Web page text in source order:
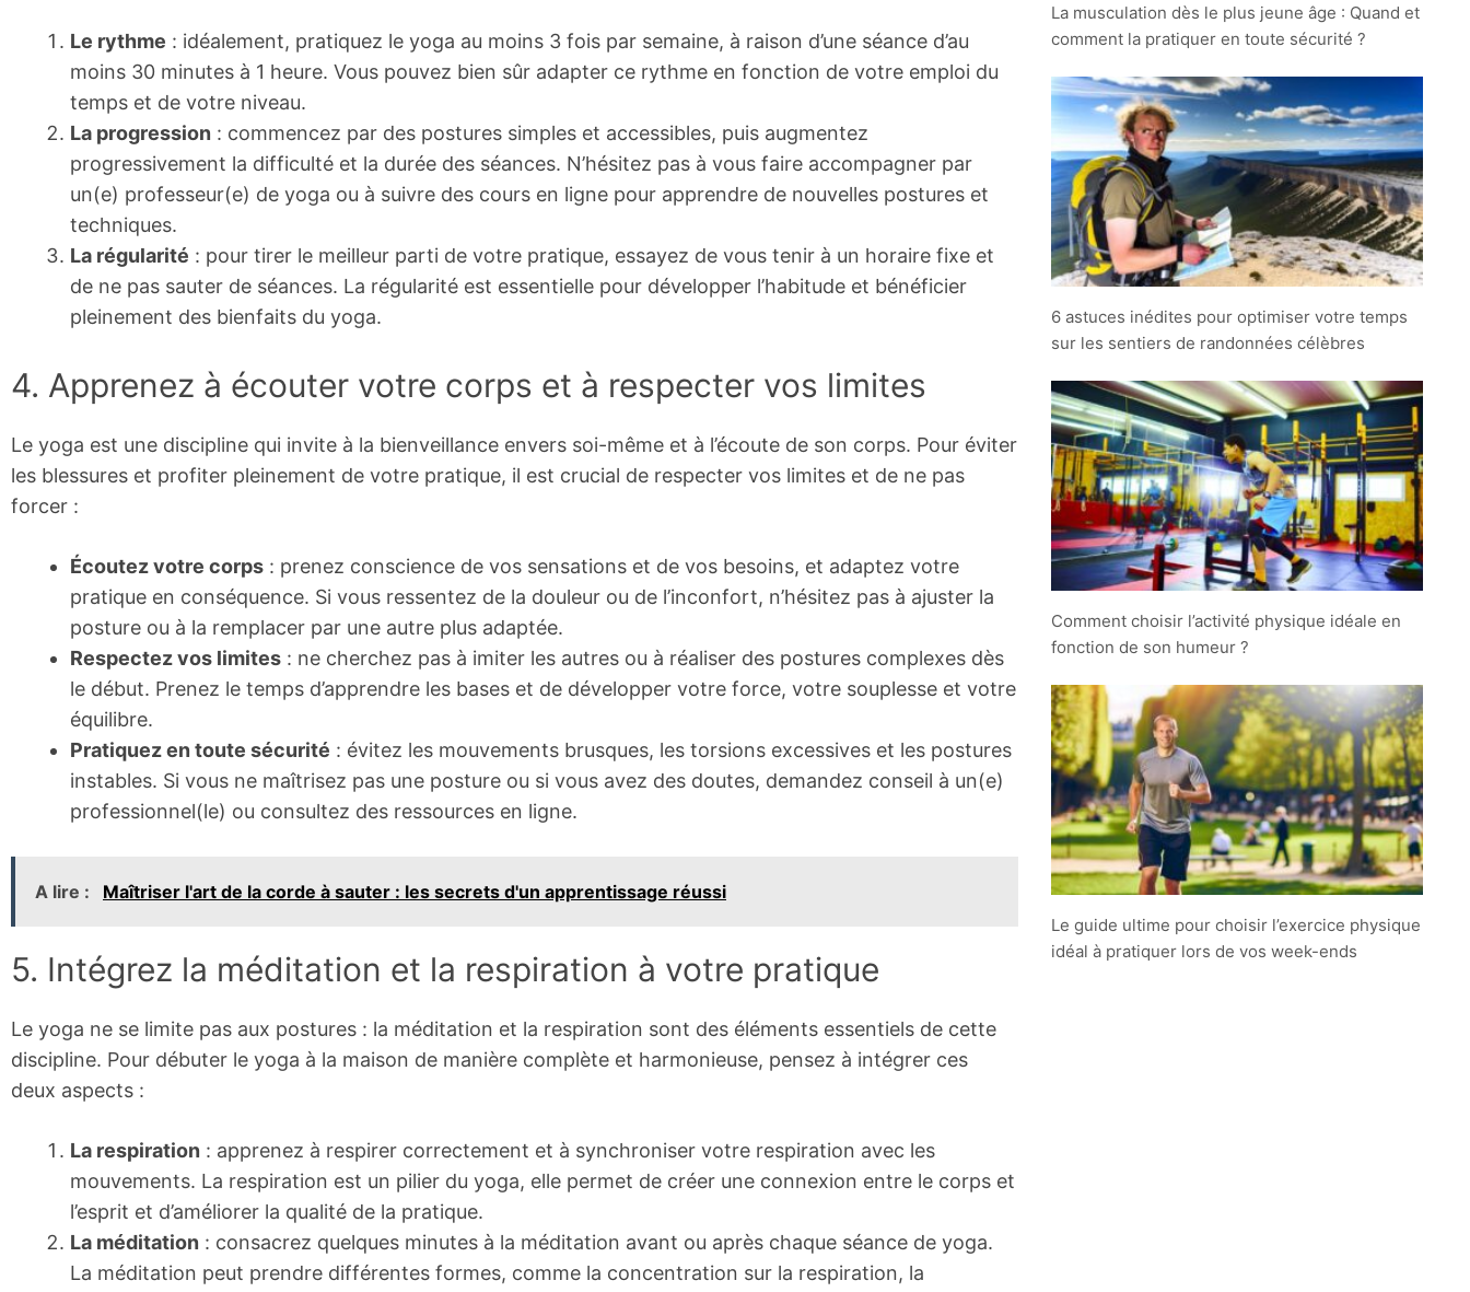
Le rythme : idéalement, pratiquez le yoga au moins 3 fois par semaine, à raison d’une séance d’au
moins 30 minutes à 1 heure. Vous pouvez bien sûr adapter ce rythme en fonction de votre emploi du
temps et de votre niveau.
La progression : commencez par des postures simples et accessibles, puis augmentez
progressivement la difficulté et la durée des séances. N’hésitez pas à vous faire accompagner par
un(e) professeur(e) de yoga ou à suivre des cours en ligne pour apprendre de nouvelles postures et
techniques.
La régularité : pour tirer le meilleur parti de votre pratique, essayez de vous tenir à un horaire fixe et
de ne pas sauter de séances. La régularité est essentielle pour développer l’habitude et bénéficier
pleinement des bienfaits du yoga.
4. Apprenez à écouter votre corps et à respecter vos limites
Le yoga est une discipline qui invite à la bienveillance envers soi-même et à l’écoute de son corps. Pour éviter
les blessures et profiter pleinement de votre pratique, il est crucial de respecter vos limites et de ne pas
forcer :
Écoutez votre corps : prenez conscience de vos sensations et de vos besoins, et adaptez votre
pratique en conséquence. Si vous ressentez de la douleur ou de l’inconfort, n’hésitez pas à ajuster la
posture ou à la remplacer par une autre plus adaptée.
Respectez vos limites : ne cherchez pas à imiter les autres ou à réaliser des postures complexes dès
le début. Prenez le temps d’apprendre les bases et de développer votre force, votre souplesse et votre
équilibre.
Pratiquez en toute sécurité : évitez les mouvements brusques, les torsions excessives et les postures
instables. Si vous ne maîtrisez pas une posture ou si vous avez des doutes, demandez conseil à un(e)
professionnel(le) ou consultez des ressources en ligne.
A lire : Maîtriser l'art de la corde à sauter : les secrets d'un apprentissage réussi
5. Intégrez la méditation et la respiration à votre pratique
Le yoga ne se limite pas aux postures : la méditation et la respiration sont des éléments essentiels de cette
discipline. Pour débuter le yoga à la maison de manière complète et harmonieuse, pensez à intégrer ces
deux aspects :
La respiration : apprenez à respirer correctement et à synchroniser votre respiration avec les
mouvements. La respiration est un pilier du yoga, elle permet de créer une connexion entre le corps et
l’esprit et d’améliorer la qualité de la pratique.
La méditation : consacrez quelques minutes à la méditation avant ou après chaque séance de yoga.
La méditation peut prendre différentes formes, comme la concentration sur la respiration, la
La musculation dès le plus jeune âge : Quand et
comment la pratiquer en toute sécurité ?
6 astuces inédites pour optimiser votre temps
sur les sentiers de randonnées célèbres
Comment choisir l’activité physique idéale en
fonction de son humeur ?
Le guide ultime pour choisir l’exercice physique
idéal à pratiquer lors de vos week-ends